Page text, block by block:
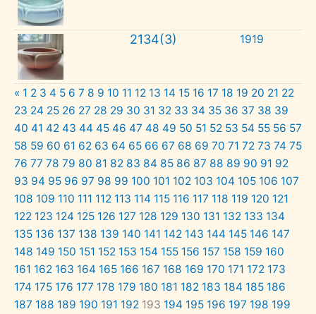
2134(3) 1919
« 1 2 3 4 5 6 7 8 9 10 11 12 13 14 15 16 17 18 19 20 21 22
23 24 25 26 27 28 29 30 31 32 33 34 35 36 37 38 39
40 41 42 43 44 45 46 47 48 49 50 51 52 53 54 55 56 57
58 59 60 61 62 63 64 65 66 67 68 69 70 71 72 73 74 75
76 77 78 79 80 81 82 83 84 85 86 87 88 89 90 91 92
93 94 95 96 97 98 99 100 101 102 103 104 105 106 107
108 109 110 111 112 113 114 115 116 117 118 119 120 121
122 123 124 125 126 127 128 129 130 131 132 133 134
135 136 137 138 139 140 141 142 143 144 145 146 147
148 149 150 151 152 153 154 155 156 157 158 159 160
161 162 163 164 165 166 167 168 169 170 171 172 173
174 175 176 177 178 179 180 181 182 183 184 185 186
187 188 189 190 191 192 193 194 195 196 197 198 199